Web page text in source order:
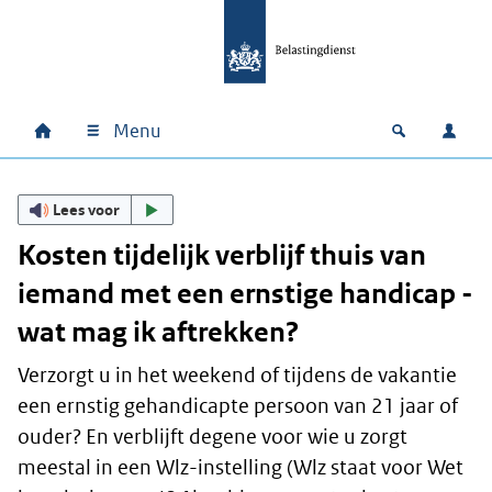
Hoofdnavigatie
Home Menu Open
Lees voor
Kosten tijdelijk verblijf thuis van
iemand met een ernstige handicap -
wat mag ik aftrekken?
Verzorgt u in het weekend of tijdens de vakantie
een ernstig gehandicapte persoon van 21 jaar of
ouder? En verblijft degene voor wie u zorgt
meestal in een Wlz-instelling (Wlz staat voor Wet